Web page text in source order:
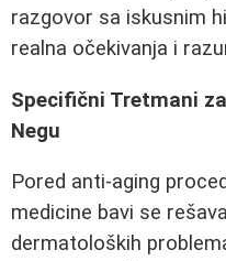
razgovor sa iskusnim
realna očekivanja i
Specifični Tretmani
Negu
Pored anti-aging
medicine bavi se
dermatoloških